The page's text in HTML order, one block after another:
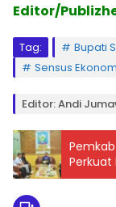
Editor/
Tag: Bupati
Sensus
Editor: Andi
Perkuat